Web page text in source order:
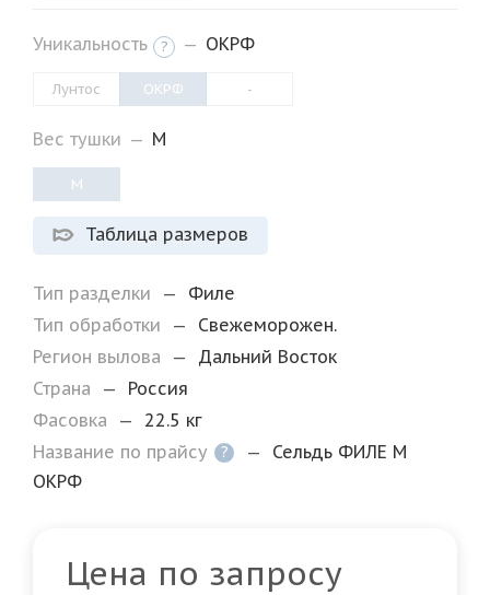
Уникальность ? — ОКРФ
Лунтос ОКРФ -
Вес тушки — M
M
Таблица размеров
Тип разделки —
Филе
Тип обработки
—
Свежеморожен.
Регион вылова
—
Дальний Восток
Страна
—
Россия
Фасовка
— 22.5 кг
Название по прайсу
? —
Сельдь ФИЛЕ M
ОКРФ
Цена по запросу